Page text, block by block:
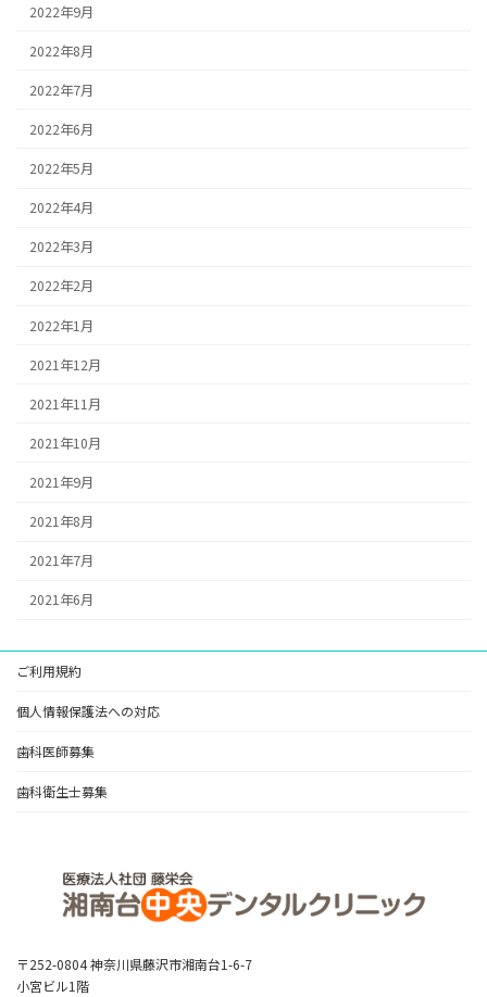
2022年9月
2022年8月
2022年7月
2022年6月
2022年5月
2022年4月
2022年3月
2022年2月
2022年1月
2021年12月
2021年11月
2021年10月
2021年9月
2021年8月
2021年7月
2021年6月
ご利用規約
個人情報保護法への対応
歯科医師募集
歯科衛生士募集
〒252-0804 神奈川県藤沢市湘南台1-6-7
小宮ビル1階